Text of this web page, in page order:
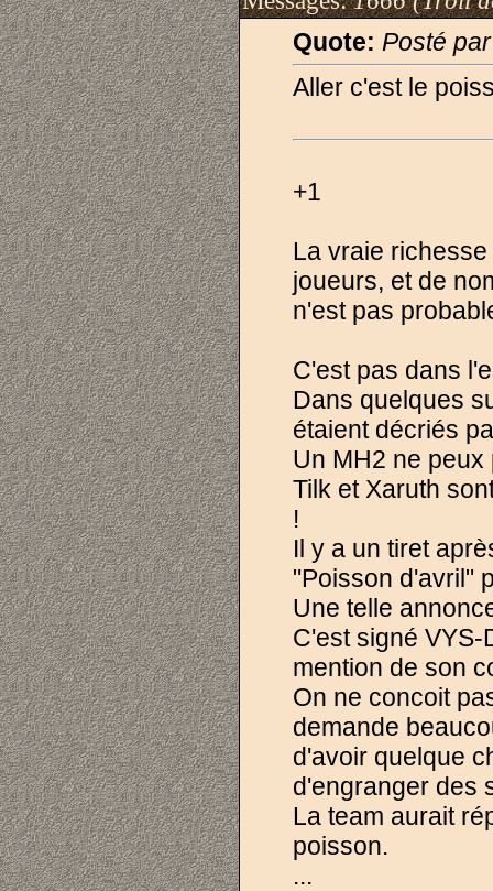
Quote: Posté
Aller c'est le
+1
La vraie
joueurs, et de
n'est pas
C'est pas dans
Dans quelques
étaient décriés
Un MH2 ne
Tilk et Xaruth
!
Il y a un tiret
"Poisson d'avril"
Une telle
C'est signé
mention de son
On ne concoit
demande
d'avoir quelque
d'engranger des
La team aurait
poisson.
...